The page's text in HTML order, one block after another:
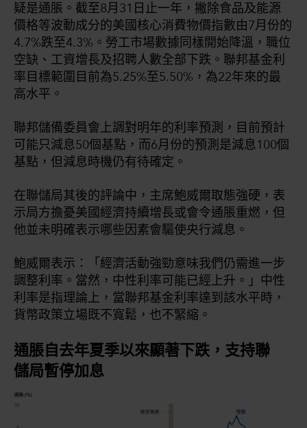
疑是通脹。截至8月31日止一年，撇除食品及能源
價格等波動成分的美國核心消費物價指數由7月份的
4.7%跌至4.3%。勞工市場數據同樣開始降溫，職位
空缺、工資增長及招聘人數全部下跌。聯邦基金利
率目標範圍目前為5.25%至5.50%，為22年來的最
高水平。
聯邦儲備委員會上調對明年的利率預測，目前預計
可能只減息50個基點，而6月份的預測是減息100個
基點，但減息時機仍有待確定。
在聯儲局其後的評論中，主席鮑威爾取態強硬，表
示局方擔憂美國經濟持續增長或會令通脹重燃，但
他並未明確表示哪些因素會驅使央行減息。
鮑威爾表示：「經濟活動強勁意味我們仍需進一步
調整利率。當然，中性利率可能已經上升。」中性
利率是指理論上，當聯邦基金利率達到該水平時，
貨幣政策立場既不寬鬆，也不緊縮。
通脹自去年夏季以來顯著下跌，支持聯
儲局暫停加息